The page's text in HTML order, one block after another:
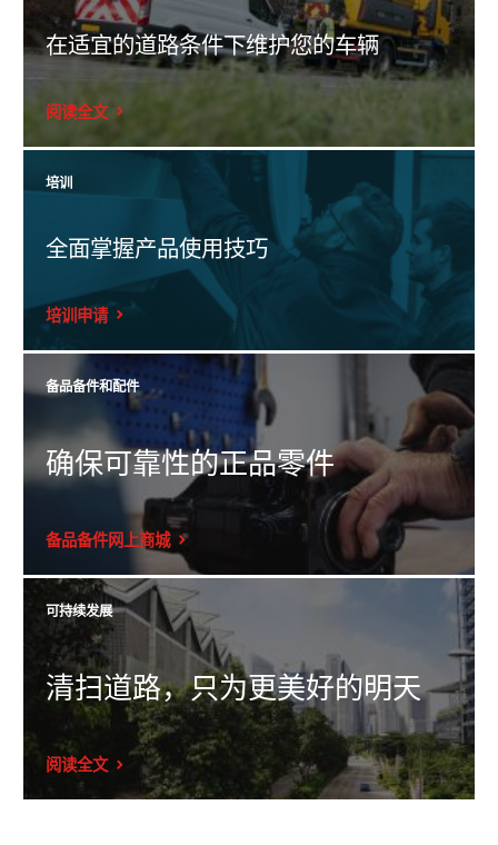
在适宜的道路条件下维护您的车辆
阅读全文
培训
全面掌握产品使用技巧
培训申请
备品备件和配件
确保可靠性的正品零件
备品备件网上商城
可持续发展
清扫道路，只为更美好的明天
阅读全文